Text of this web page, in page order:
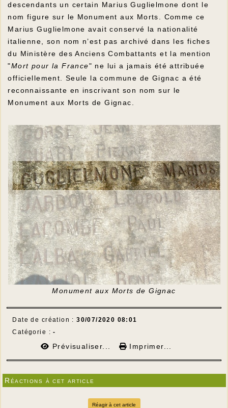
descendants un certain Marius Guglielmone dont le
nom figure sur le Monument aux Morts. Comme ce
Marius Guglielmone avait conservé la nationalité
italienne, son nom n’est pas archivé dans les fiches
du Ministère des Anciens Combattants et la mention
"Mort pour la France" ne lui a jamais été attribuée
officiellement. Seule la commune de Gignac a été
reconnaissante en inscrivant son nom sur le
Monument aux Morts de Gignac.
Monument aux Morts de Gignac
Date de création :30/07/2020 08:01
Catégorie :-
Prévisualiser... Imprimer...
Réactions à cet article
Réagir à cet article